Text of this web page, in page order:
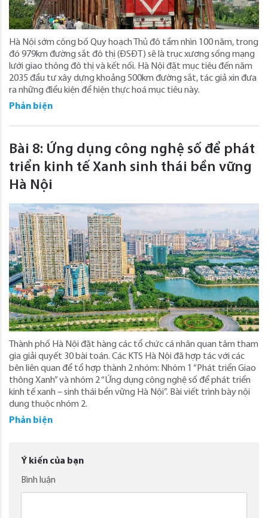
Hà Nội sớm công bố Quy hoạch Thủ đô tầm nhìn 100 năm, trong
đó 979km đường sắt đô thị (ĐSĐT) sẽ là trục xương sống mạng
lưới giao thông đô thị và kết nối. Hà Nội đặt mục tiêu đến năm
2035 đầu tư xây dựng khoảng 500km đường sắt, tác giả xin đưa
ra những điều kiện để hiện thực hoá mục tiêu này.
Phản biện
Bài 8: Ứng dụng công nghệ số để phát
triển kinh tế Xanh sinh thái bền vững
Hà Nội
Thành phố Hà Nội đặt hàng các tổ chức cá nhân quan tâm tham
gia giải quyết 30 bài toán. Các KTS Hà Nội đã hợp tác với các
bên liên quan để tổ hợp thành 2 nhóm: Nhóm 1 “Phát triển Giao
thông Xanh” và nhóm 2 “Ứng dụng công nghệ số để phát triển
kinh tế xanh – sinh thái bền vững Hà Nội”. Bài viết trình bày nội
dung thuộc nhóm 2.
Phản biện
Ý kiến của bạn
Bình luận